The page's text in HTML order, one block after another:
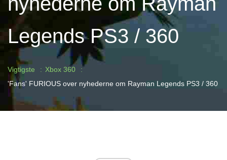
Legends PS3 / 360
Vigtigste
Xbox 360
'Fans' FURIOUS over nyhederne om Rayman Legends PS3 / 360